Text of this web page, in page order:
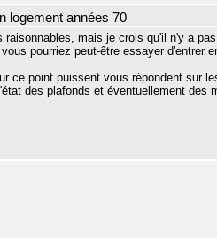
logement années 70
mais je crois qu'il n'y a
pourriez peut-être essayer d'entrer
ce point puissent vous répondent sur
des plafonds et éventuellement des